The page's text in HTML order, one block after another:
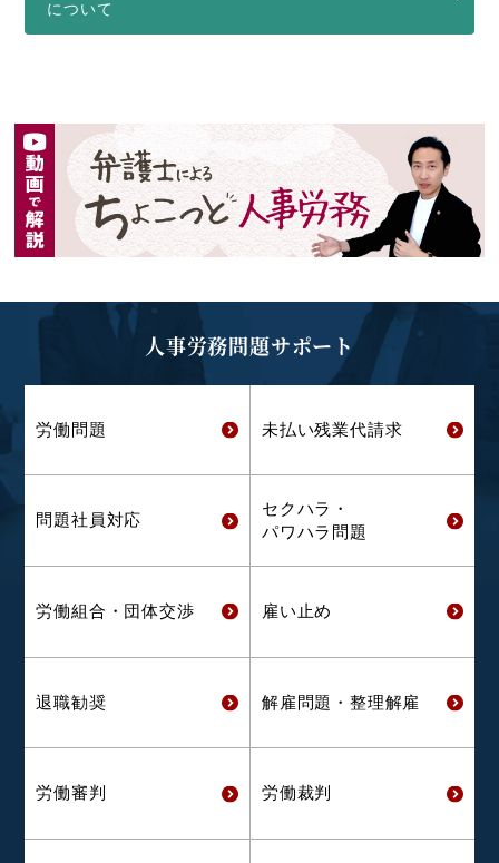
について
人事労務問題サポート
労働問題 未払い残業代請求
問題社員対応
セクハラ・
パワハラ問題
労働組合・ 団体交渉 雇い止め
退職勧奨 解雇問題・ 整理解雇
労働審判 労働裁判